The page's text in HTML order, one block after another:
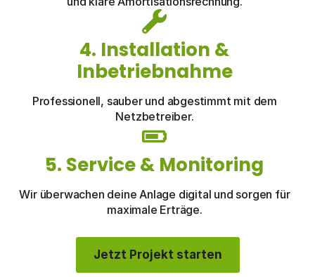
4. Installation &
Inbetriebnahme
Professionell, sauber und abgestimmt mit dem
Netzbetreiber.
5. Service & Monitoring
Wir überwachen deine Anlage digital und sorgen für
maximale Erträge.
Jetzt Projekt starten